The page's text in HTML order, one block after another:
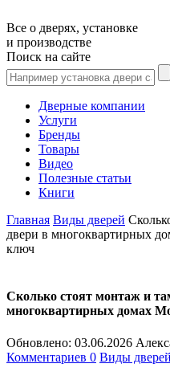
Все о дверях, установке
и производстве
Поиск на сайте
Дверные компании
Услуги
Бренды
Товары
Видео
Полезные статьи
Книги
Главная Виды дверей
двери в многоквартирных
ключ
Сколько стоят монтаж и
многоквартирных домах
Обновлено: 03.06.2026
Комментариев 0 Виды дверей